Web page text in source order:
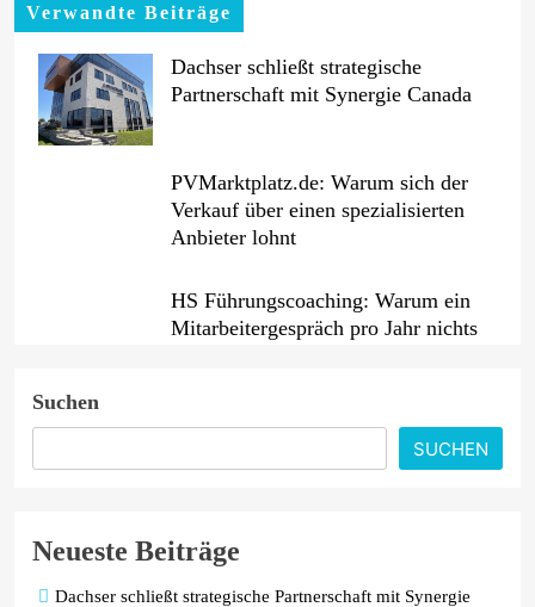
Verwandte Beiträge
Dachser schließt strategische
Partnerschaft mit Synergie Canada
PVMarktplatz.de: Warum sich der
Verkauf über einen spezialisierten
Anbieter lohnt
HS Führungscoaching: Warum ein
Mitarbeitergespräch pro Jahr nichts
Wenn jede Minute zählt: Wie
Onboard-Kurier-Spezialist OBC
Suchen
SUCHEN
Neueste Beiträge
Dachser schließt strategische Partnerschaft mit Synergie